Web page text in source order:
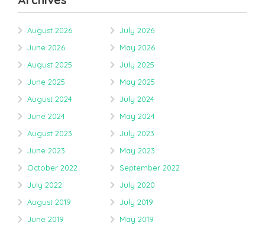
August 2026
July 2026
June 2026
May 2026
August 2025
July 2025
June 2025
May 2025
August 2024
July 2024
June 2024
May 2024
August 2023
July 2023
June 2023
May 2023
October 2022
September 2022
July 2022
July 2020
August 2019
July 2019
June 2019
May 2019